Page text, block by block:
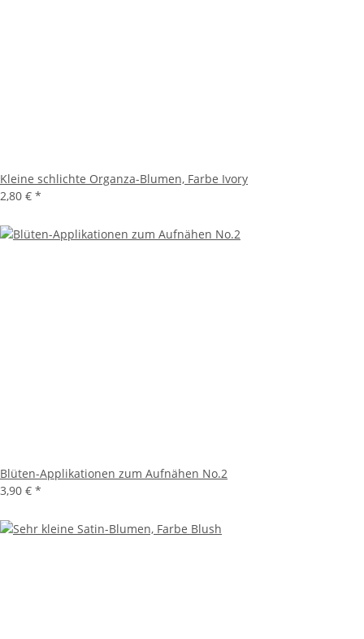
Kleine schlichte Organza-Blumen, Farbe Ivory
2,80 € *
Blüten-Applikationen zum Aufnähen No.2
3,90 € *